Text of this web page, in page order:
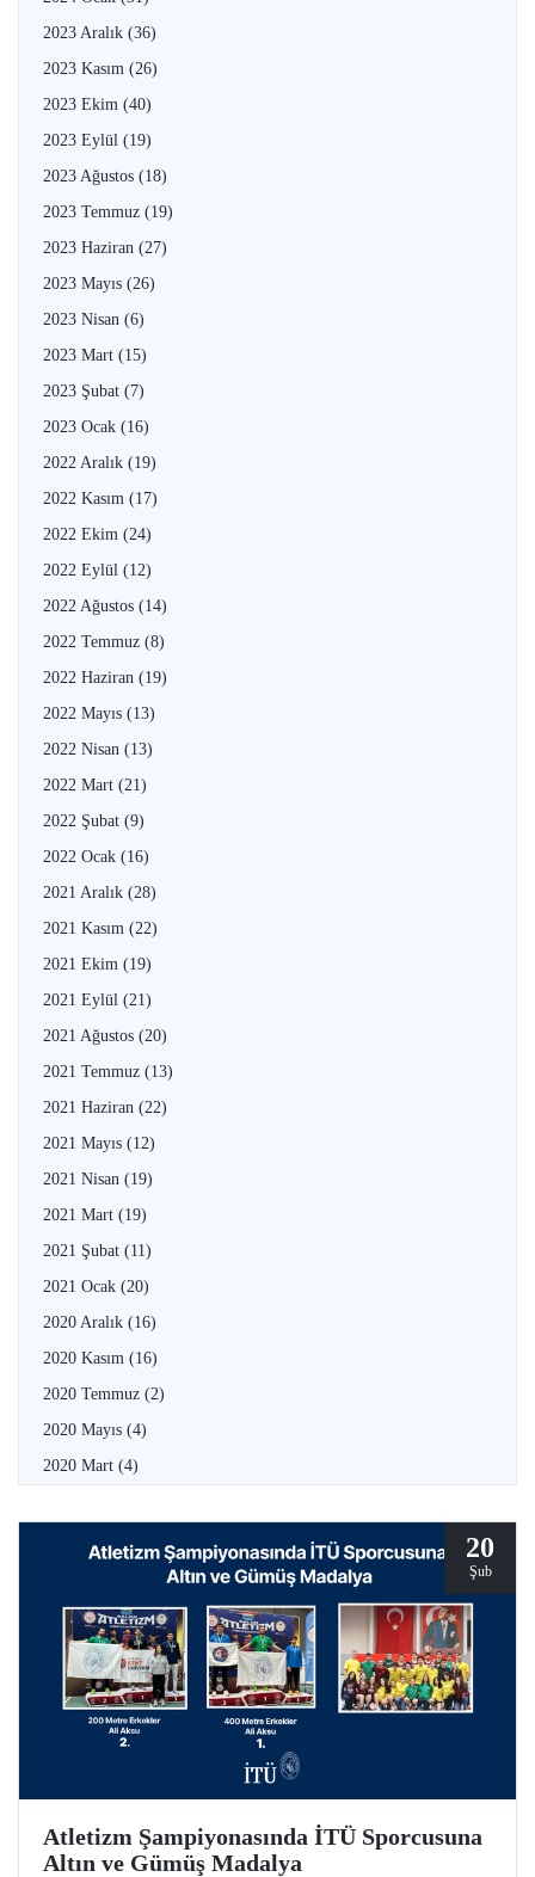
2023 Aralık (36)
2023 Kasım (26)
2023 Ekim (40)
2023 Eylül (19)
2023 Ağustos (18)
2023 Temmuz (19)
2023 Haziran (27)
2023 Mayıs (26)
2023 Nisan (6)
2023 Mart (15)
2023 Şubat (7)
2023 Ocak (16)
2022 Aralık (19)
2022 Kasım (17)
2022 Ekim (24)
2022 Eylül (12)
2022 Ağustos (14)
2022 Temmuz (8)
2022 Haziran (19)
2022 Mayıs (13)
2022 Nisan (13)
2022 Mart (21)
2022 Şubat (9)
2022 Ocak (16)
2021 Aralık (28)
2021 Kasım (22)
2021 Ekim (19)
2021 Eylül (21)
2021 Ağustos (20)
2021 Temmuz (13)
2021 Haziran (22)
2021 Mayıs (12)
2021 Nisan (19)
2021 Mart (19)
2021 Şubat (11)
2021 Ocak (20)
2020 Aralık (16)
2020 Kasım (16)
2020 Temmuz (2)
2020 Mayıs (4)
2020 Mart (4)
20
Şub
Atletizm Şampiyonasında İTÜ Sporcusuna
Altın ve Gümüş Madalya